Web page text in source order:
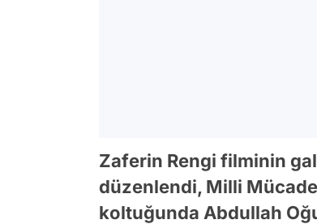
Zaferin Rengi filminin
düzenlendi, Milli
koltuğunda Abdullah